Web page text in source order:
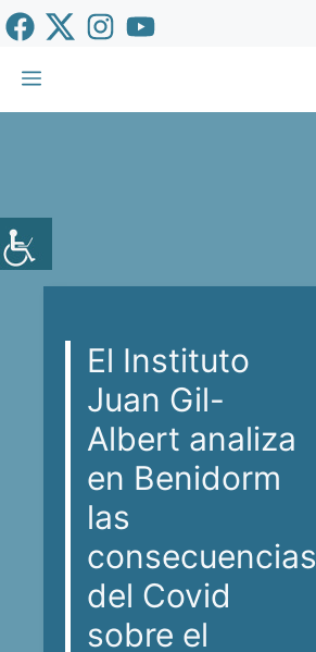
Saltar
al
contenido
Menú
El Instituto
Juan Gil-
Albert analiza
en Benidorm
las
consecuencias
del Covid
sobre el